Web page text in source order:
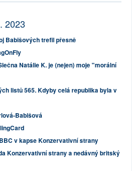
2023
Babišových trefil přesně
Natálie K. je (nejen) moje "morální
listů 565. Kdyby celá republika byla v
Babišová
v kapse Konzervativní strany
Konzervativní strany a nedávný britský